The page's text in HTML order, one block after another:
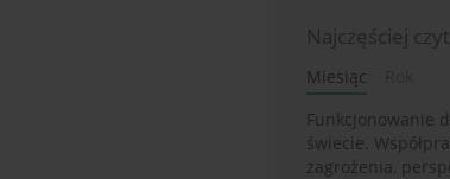
Najczęściej
Miesiąc
Rok
Funkcjonowanie
świecie.
zagrożenia,